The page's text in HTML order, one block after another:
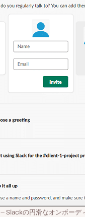
Slackの円滑なオンボーデ